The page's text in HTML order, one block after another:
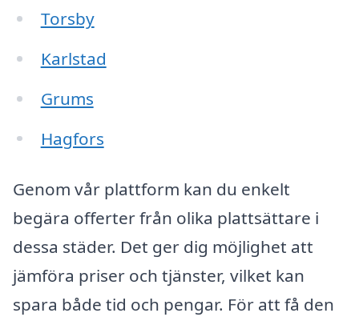
Torsby
Karlstad
Grums
Hagfors
Genom vår plattform kan du enkelt
begära offerter från olika plattsättare i
dessa städer. Det ger dig möjlighet att
jämföra priser och tjänster, vilket kan
spara både tid och pengar. För att få den